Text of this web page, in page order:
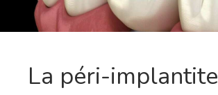
La péri-implantite